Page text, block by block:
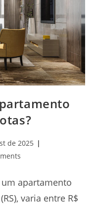
de 2025
apartamento
varia entre R$